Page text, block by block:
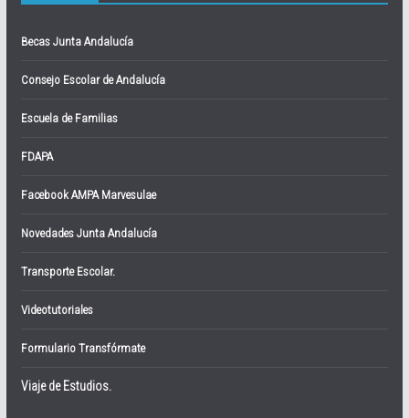
Becas Junta Andalucía
Consejo Escolar de Andalucía
Escuela de Familias
FDAPA
Facebook AMPA Marvesulae
Novedades Junta Andalucía
Transporte Escolar.
Videotutoriales
Formulario Transfórmate
Viaje de Estudios.